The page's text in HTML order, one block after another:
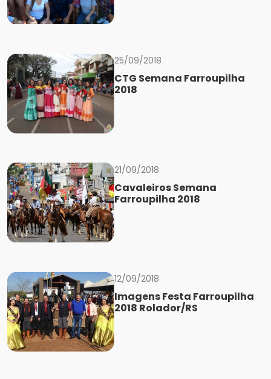
25/09/2018
CTG Semana Farroupilha
2018
21/09/2018
Cavaleiros Semana
Farroupilha 2018
12/09/2018
Imagens Festa Farroupilha
2018 Rolador/RS